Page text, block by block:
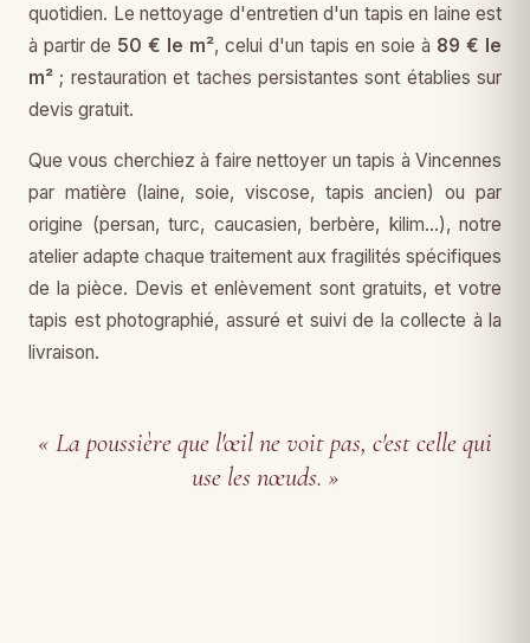
quotidien. Le nettoyage d'entretien d'un tapis en laine est
à partir de 50 € le m², celui d'un tapis en soie à 89 € le
m² ; restauration et taches persistantes sont établies sur
devis gratuit.
Que vous cherchiez à faire nettoyer un tapis à Vincennes
par matière (laine, soie, viscose, tapis ancien) ou par
origine (persan, turc, caucasien, berbère, kilim…), notre
atelier adapte chaque traitement aux fragilités spécifiques
de la pièce. Devis et enlèvement sont gratuits, et votre
tapis est photographié, assuré et suivi de la collecte à la
livraison.
« La poussière que l'œil ne voit pas, c'est celle qui
use les nœuds. »